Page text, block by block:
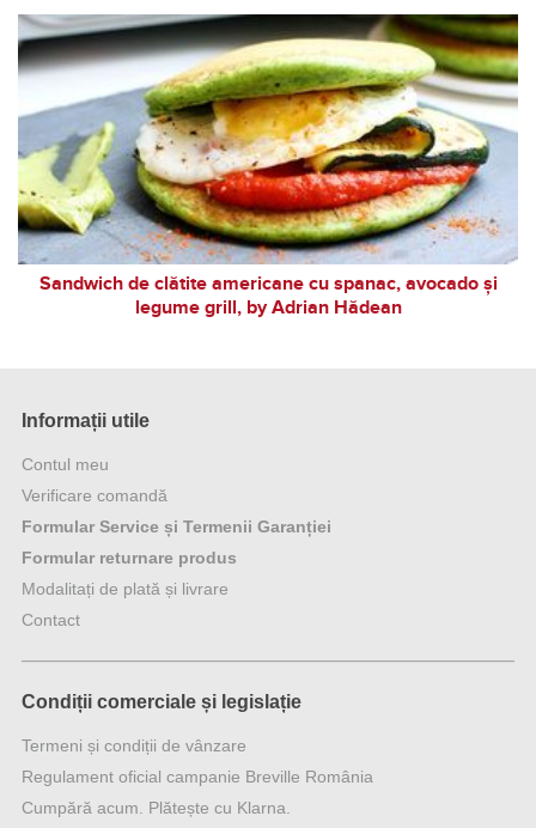
Sandwich de clătite americane cu spanac, avocado și
legume grill, by Adrian Hădean
Informații utile
Contul meu
Verificare comandă
Formular Service și Termenii Garanției
Formular returnare produs
Modalitați de plată și livrare
Contact
Condiții comerciale și legislație
Termeni și condiții de vânzare
Regulament oficial campanie Breville România
Cumpără acum. Plătește cu Klarna.